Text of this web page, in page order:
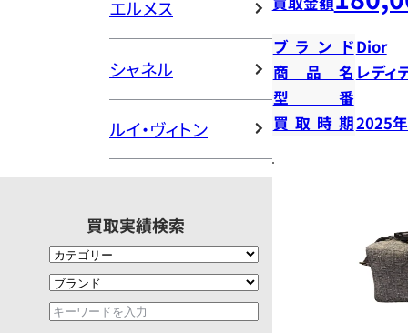
エルメス
シャネル
ルイ・ヴィトン
買取実績検索
ブランドDior
商品名 レディ
型番
買取時期2025